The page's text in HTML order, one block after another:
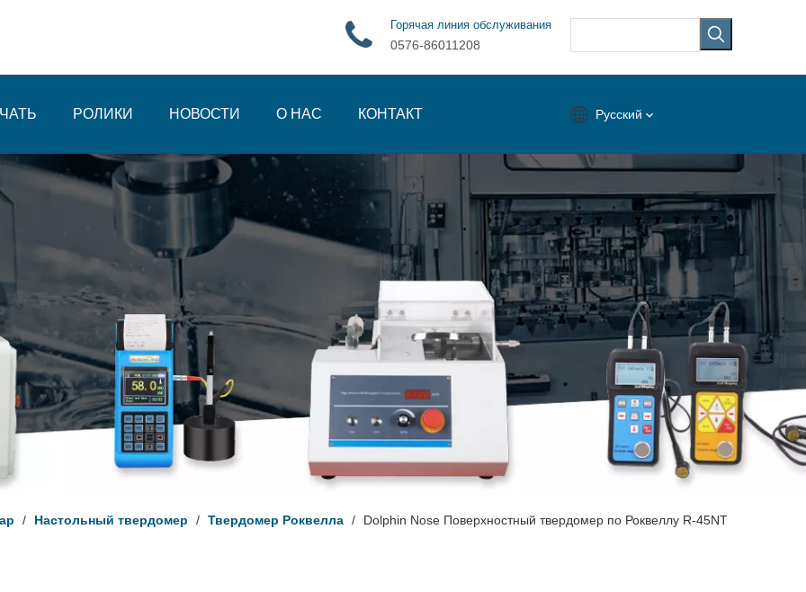
Горячая линия обслуживания
0576-86011208
РОЛИКИ НОВОСТИ О НАС КОНТАКТ Pусский
/ Настольный твердомер / Твердомер Роквелла / Dolphin Nose Поверхностный твердомер по Роквеллу R-45NT